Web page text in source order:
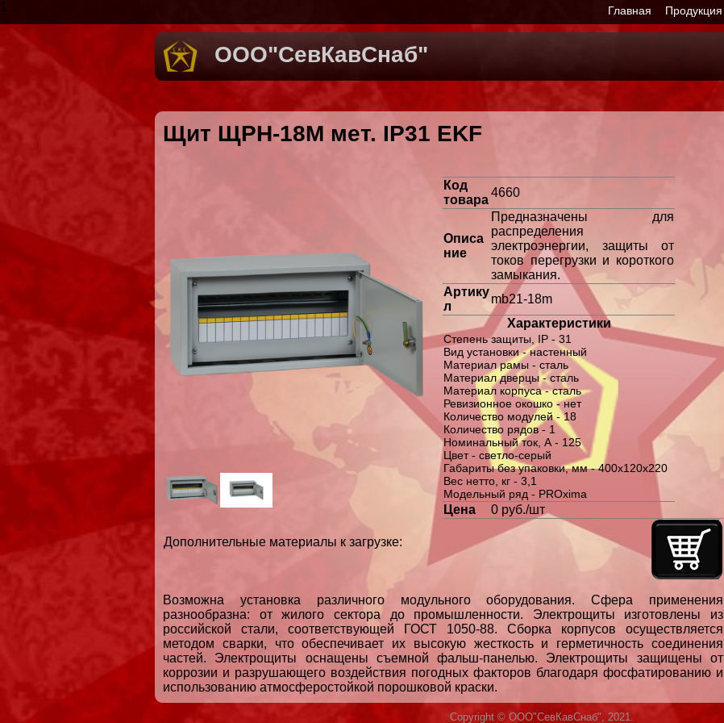
1 Главная Продукция
ООО"СевКавСнаб"
Щит ЩРН-18M мет. IP31 EKF
Дополнительные материалы к загрузке:
Код
товара
4660
Описа
ние
Предназначены для
распределения
электроэнергии, защиты от
токов перегрузки и короткого
замыкания.
Артику
л
mb21-18m
Характеристики
Степень защиты, IP - 31
Вид установки - настенный
Материал рамы - сталь
Материал дверцы - сталь
Материал корпуса - сталь
Ревизионное окошко - нет
Количество модулей - 18
Количество рядов - 1
Номинальный ток, А - 125
Цвет - светло-серый
Габариты без упаковки, мм - 400х120х220
Вес нетто, кг - 3,1
Модельный ряд - PROxima
Цена 0 руб./шт
Возможна установка различного модульного оборудования. Сфера применения
разнообразна: от жилого сектора до промышленности. Электрощиты изготовлены из
российской стали, соответствующей ГОСТ 1050-88. Сборка корпусов осуществляется
методом сварки, что обеспечивает их высокую жесткость и герметичность соединения
частей. Электрощиты оснащены съемной фальш-панелью. Электрощиты защищены от
коррозии и разрушающего воздействия погодных факторов благодаря фосфатированию и
использованию атмосферостойкой порошковой краски.
Copyright © ООО"СевКавСнаб", 2021.